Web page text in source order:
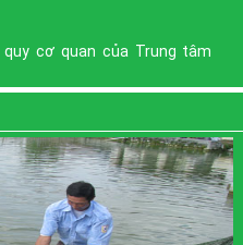
quy cơ quan của Trung tâm
giáo dục pháp luật quý III
Xem thêm